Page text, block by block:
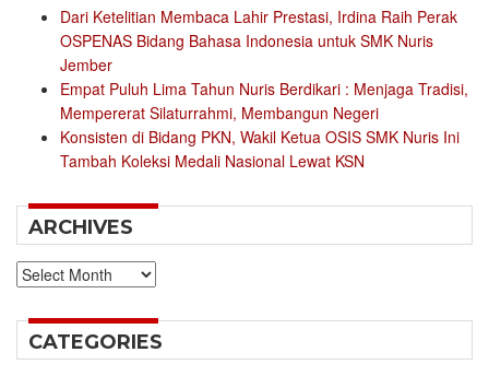
Dari Ketelitian Membaca Lahir Prestasi, Irdina Raih Perak
OSPENAS Bidang Bahasa Indonesia untuk SMK Nuris
Jember
Empat Puluh Lima Tahun Nuris Berdikari : Menjaga Tradisi,
Mempererat Silaturrahmi, Membangun Negeri
Konsisten di Bidang PKN, Wakil Ketua OSIS SMK Nuris Ini
Tambah Koleksi Medali Nasional Lewat KSN
ARCHIVES
Archives
CATEGORIES